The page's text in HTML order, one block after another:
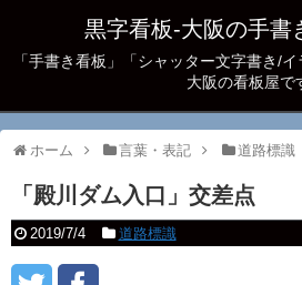
黒字看板‐大阪の手書
「手書き看板」「シャッター文字書き/
大阪の看板屋で
ホーム 言葉・表記 道路標識
「殿川ダム入口」交差点
2019/7/4 道路標識